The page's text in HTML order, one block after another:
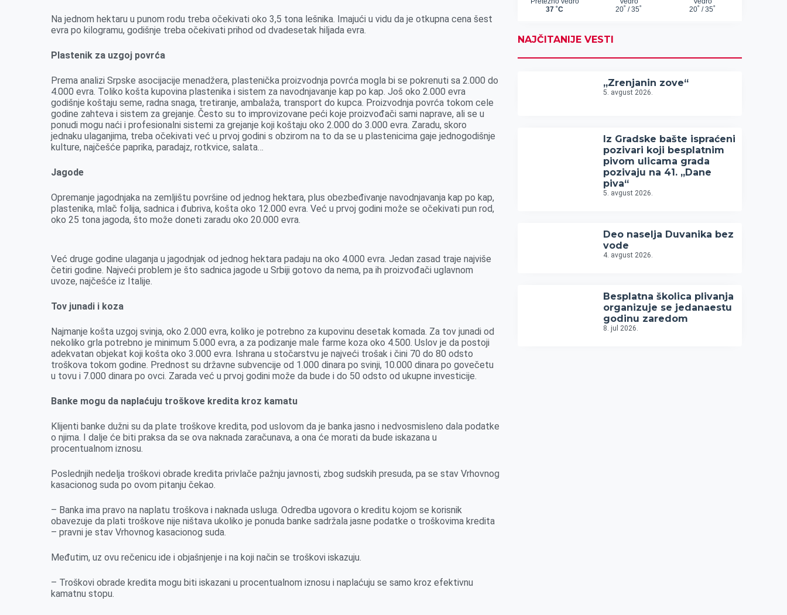
Na jednom hektaru u punom rodu treba očekivati oko 3,5 tona lešnika. Imajući u vidu da je otkupna cena šest
evra po kilogramu, godišnje treba očekivati prihod od dvadesetak hiljada evra.
Plastenik za uzgoj povrća
Prema analizi Srpske asocijacije menadžera, plastenička proizvodnja povrća mogla bi se pokrenuti sa 2.000 do
4.000 evra. Toliko košta kupovina plastenika i sistem za navodnjavanje kap po kap. Još oko 2.000 evra
godišnje koštaju seme, radna snaga, tretiranje, ambalaža, transport do kupca. Proizvodnja povrća tokom cele
godine zahteva i sistem za grejanje. Često su to improvizovane peći koje proizvođači sami naprave, ali se u
ponudi mogu naći i profesionalni sistemi za grejanje koji koštaju oko 2.000 do 3.000 evra. Zaradu, skoro
jednaku ulaganjima, treba očekivati već u prvoj godini s obzirom na to da se u plastenicima gaje jednogodišnje
kulture, najčešće paprika, paradajz, rotkvice, salata…
Jagode
Opremanje jagodnjaka na zemljištu površine od jednog hektara, plus obezbeđivanje navodnjavanja kap po kap,
plastenika, mlač folija, sadnica i đubriva, košta oko 12.000 evra. Već u prvoj godini može se očekivati pun rod,
oko 25 tona jagoda, što može doneti zaradu oko 20.000 evra.
Već druge godine ulaganja u jagodnjak od jednog hektara padaju na oko 4.000 evra. Jedan zasad traje najviše
četiri godine. Najveći problem je što sadnica jagode u Srbiji gotovo da nema, pa ih proizvođači uglavnom
uvoze, najčešće iz Italije.
Tov junadi i koza
Najmanje košta uzgoj svinja, oko 2.000 evra, koliko je potrebno za kupovinu desetak komada. Za tov junadi od
nekoliko grla potrebno je minimum 5.000 evra, a za podizanje male farme koza oko 4.500. Uslov je da postoji
adekvatan objekat koji košta oko 3.000 evra. Ishrana u stočarstvu je najveći trošak i čini 70 do 80 odsto
troškova tokom godine. Prednost su državne subvencije od 1.000 dinara po svinji, 10.000 dinara po govečetu
u tovu i 7.000 dinara po ovci. Zarada već u prvoj godini može da bude i do 50 odsto od ukupne investicije.
Banke mogu da naplaćuju troškove kredita kroz kamatu
Klijenti banke dužni su da plate troškove kredita, pod uslovom da je banka jasno i nedvosmisleno dala podatke
o njima. I dalje će biti praksa da se ova naknada zaračunava, a ona će morati da bude iskazana u
procentualnom iznosu.
Poslednjih nedelja troškovi obrade kredita privlače pažnju javnosti, zbog sudskih presuda, pa se stav Vrhovnog
kasacionog suda po ovom pitanju čekao.
– Banka ima pravo na naplatu troškova i naknada usluga. Odredba ugovora o kreditu kojom se korisnik
obavezuje da plati troškove nije ništava ukoliko je ponuda banke sadržala jasne podatke o troškovima kredita
– pravni je stav Vrhovnog kasacionog suda.
Međutim, uz ovu rečenicu ide i objašnjenje i na koji način se troškovi iskazuju.
– Troškovi obrade kredita mogu biti iskazani u procentualnom iznosu i naplaćuju se samo kroz efektivnu
kamatnu stopu.
NAJČITANIJE VESTI
„Zrenjanin zove“
5. avgust 2026.
Iz Gradske bašte ispraćeni
pozivari koji besplatnim
pivom ulicama grada
pozivaju na 41. „Dane
piva“
5. avgust 2026.
Deo naselja Duvanika bez
vode
4. avgust 2026.
Besplatna školica plivanja
organizuje se jedanaestu
godinu zaredom
8. jul 2026.